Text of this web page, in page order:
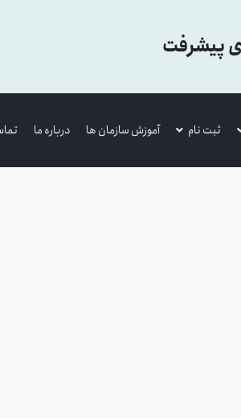
پیشرفت
ثبت نام آموزش سازمان ها درباره ما